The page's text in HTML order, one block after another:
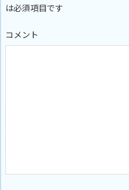
は必須項目です
コメント